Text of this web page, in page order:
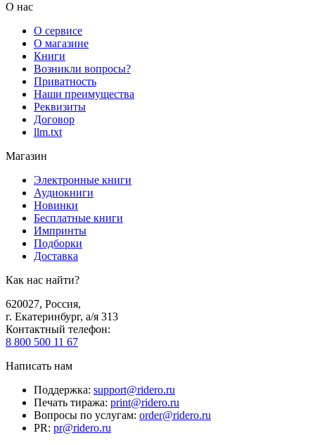
О нас
О сервисе
О магазине
Книги
Возникли вопросы?
Приватность
Наши преимущества
Реквизиты
Договор
llm.txt
Магазин
Электронные книги
Аудиокниги
Новинки
Бесплатные книги
Импринты
Подборки
Доставка
Как нас найти?
620027, Россия,
г. Екатеринбург, а/я 313
Контактный телефон:
8 800 500 11 67
Написать нам
Поддержка: support@ridero.ru
Печать тиража: print@ridero.ru
Вопросы по услугам: order@ridero.ru
PR: pr@ridero.ru